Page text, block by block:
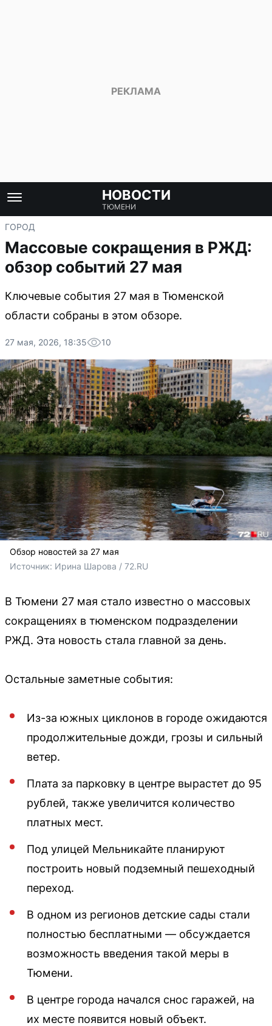
НОВОСТИ
ТЮМЕНИ
ГОРОД
Массовые сокращения в РЖД:
обзор событий 27 мая
Ключевые события 27 мая в Тюменской
области собраны в этом обзоре.
27 мая, 2026, 18:35 10
Обзор новостей за 27 мая
Источник: Ирина Шарова / 72.RU
В Тюмени 27 мая стало известно о массовых
сокращениях в тюменском подразделении
РЖД. Эта новость стала главной за день.
Остальные заметные события:
Из-за южных циклонов в городе ожидаются
продолжительные дожди, грозы и сильный
ветер.
Плата за парковку в центре вырастет до 95
рублей, также увеличится количество
платных мест.
Под улицей Мельникайте планируют
построить новый подземный пешеходный
переход.
В одном из регионов детские сады стали
полностью бесплатными — обсуждается
возможность введения такой меры в
Тюмени.
В центре города начался снос гаражей, на
их месте появится новый объект.